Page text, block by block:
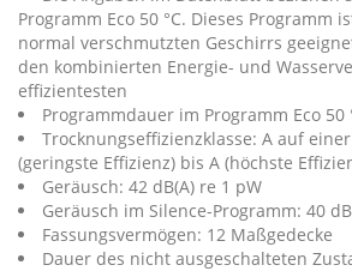
Programm Eco 50 °C. Dieses Programm
normal verschmutzten Geschirrs
den kombinierten Energie- und
effizientesten
Programmdauer im Programm Eco 50
Trocknungseffizienzklasse: A auf
(geringste Effizienz) bis A (höchste
Geräusch: 42 dB(A) re 1 pW
Geräusch im Silence-Programm: 40
Fassungsvermögen: 12 Maßgedecke
Dauer des nicht ausgeschalteten